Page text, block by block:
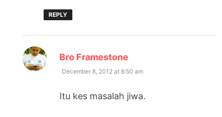
REPLY
Bro Framestone
December 8, 2012 at 8:50 am
Itu kes masalah jiwa.